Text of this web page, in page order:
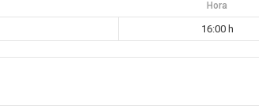
Hora
16:00 h